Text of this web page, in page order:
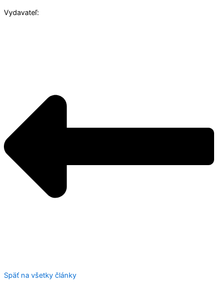
Vydavateľ:
Späť na všetky články